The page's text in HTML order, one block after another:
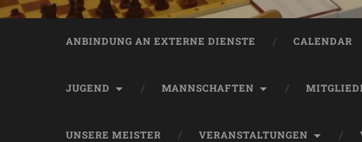
ANBINDUNG AN EXTERNE DIENSTE CALENDAR
JUGEND MANNSCHAFTEN
UNSERE MEISTER VERANSTALTUNGEN